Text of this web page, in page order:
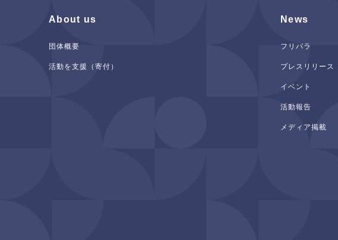
About us
団体概要
活動を支援（寄付）
News
フリパラ
プレスリリース
イベント
活動報告
メディア掲載